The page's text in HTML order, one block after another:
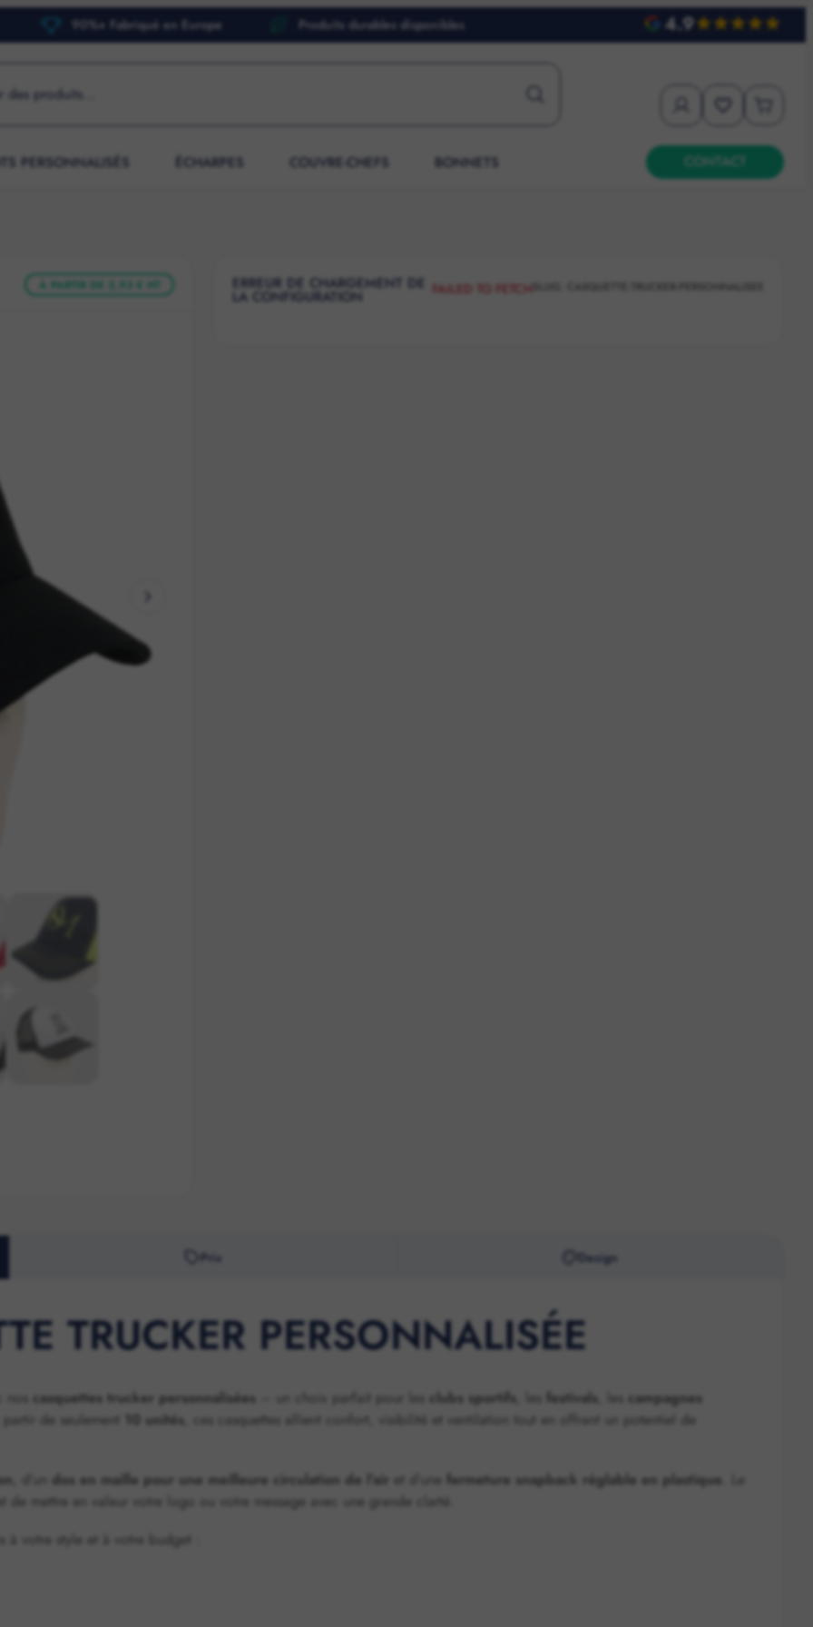
90%+ Fabriqué en Europe Produits durables disponibles 4.9
PERSONNALISÉS ÉCHARPES COUVRE-CHEFS BONNETS CONTACT
À PARTIR DE 2,93 € HT ERREUR DE CHARGEMENT DE
LA CONFIGURATION FAILED TO FETCH
Prix Design
TRUCKER PERSONNALISÉE
casquettes trucker personnalisées clubs sportifs festivals
campagnes
de seulement 10 unités , ces casquettes allient confort, visibilité et ventilation tout en offrant un potentiel de
dos en maille pour une meilleure circulation de l’air et d’une fermeture snapback réglable en plastique
de mettre en valeur votre logo ou votre message avec une grande clarté.
votre style et à votre budget :